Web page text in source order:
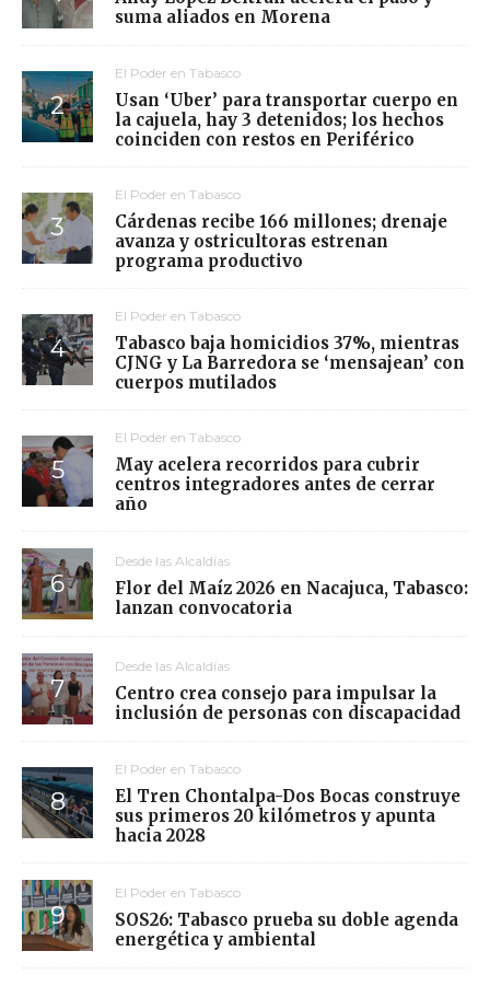
suma aliados en Morena
El Poder en Tabasco
Usan ‘Uber’ para transportar cuerpo en
la cajuela, hay 3 detenidos; los hechos
coinciden con restos en Periférico
El Poder en Tabasco
Cárdenas recibe 166 millones; drenaje
avanza y ostricultoras estrenan
programa productivo
El Poder en Tabasco
Tabasco baja homicidios 37%, mientras
CJNG y La Barredora se ‘mensajean’ con
cuerpos mutilados
El Poder en Tabasco
May acelera recorridos para cubrir
centros integradores antes de cerrar
año
Desde las Alcaldías
Flor del Maíz 2026 en Nacajuca, Tabasco:
lanzan convocatoria
Desde las Alcaldías
Centro crea consejo para impulsar la
inclusión de personas con discapacidad
El Poder en Tabasco
El Tren Chontalpa-Dos Bocas construye
sus primeros 20 kilómetros y apunta
hacia 2028
El Poder en Tabasco
SOS26: Tabasco prueba su doble agenda
energética y ambiental